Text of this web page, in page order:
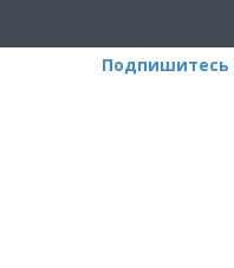
Подпишитесь